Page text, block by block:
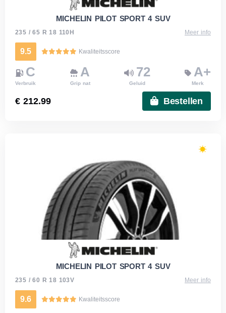
MICHELIN PILOT SPORT 4 SUV
235 / 65 R 18 110H Meer info
9.5 Kwaliteitsscore
C
Verbruik
A
Grip nat
72
Geluid
A+
Merk
€ 212.99 Bestellen
MICHELIN PILOT SPORT 4 SUV
235 / 60 R 18 103V Meer info
9.6 Kwaliteitsscore